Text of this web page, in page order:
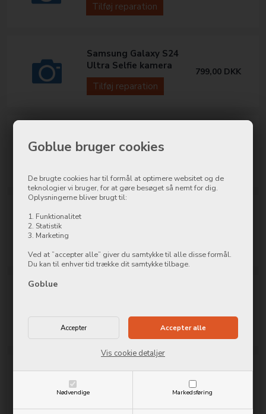
Goblue bruger cookies
De brugte cookies har til formål at optimere websitet og de
teknologier vi bruger, for at gøre besøget så nemt for dig.
Oplysningerne bliver brugt til:
1. Funktionalitet
2. Statistik
3. Marketing
Ved at ”accepter alle” giver du samtykke til alle disse formål.
Du kan til enhver tid trække dit samtykke tilbage.
Goblue
Nødvendige Markedsføring
Vis cookie detaljer
Tilføj reparation
Samsung Galaxy S24
Ultra Selfie kamera
Tilføj reparation
799,00 DKK
Ultra Power/Volume
Samsung Galaxy S24
499,00